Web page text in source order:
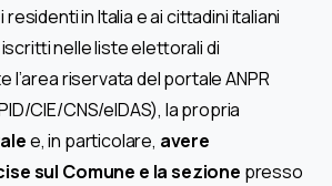
in Italia e ai cittadini italiani
nelle liste elettorali di
l’area riservata del portale ANPR
CIE/CNS/eIDAS), la propria
e, in particolare, avere
sul Comune e la sezione presso